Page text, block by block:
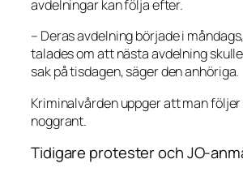
avdelningar kan följa efter.
– Deras avdelning började i
talades om att nästa avdelning
sak på tisdagen, säger den anhöriga.
Kriminalvården uppger att man
noggrant.
Tidigare protester och JO-